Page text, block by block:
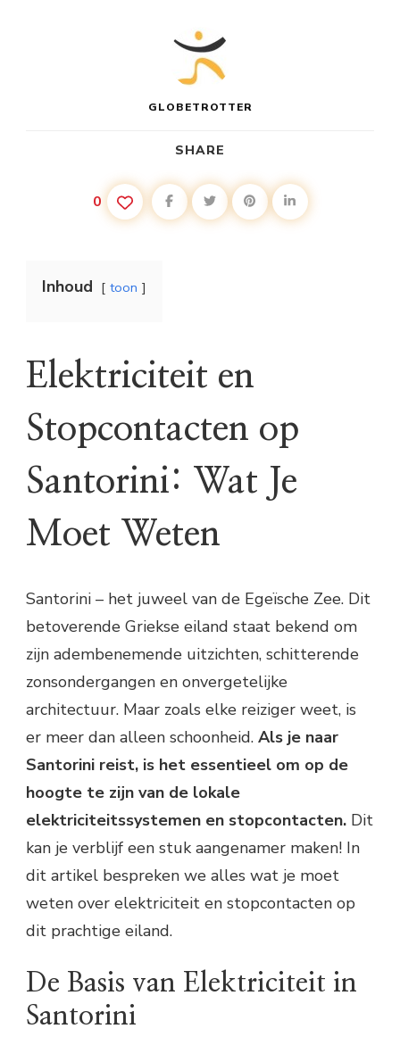
GLOBETROTTER
SHARE
0
Inhoud toon
Elektriciteit en
Stopcontacten op
Santorini: Wat Je
Moet Weten
Santorini – het juweel van de Egeïsche Zee. Dit
betoverende Griekse eiland staat bekend om
zijn adembenemende uitzichten, schitterende
zonsondergangen en onvergetelijke
architectuur. Maar zoals elke reiziger weet, is
er meer dan alleen schoonheid. Als je naar
Santorini reist, is het essentieel om op de
hoogte te zijn van de lokale
elektriciteitssystemen en stopcontacten. Dit
kan je verblijf een stuk aangenamer maken! In
dit artikel bespreken we alles wat je moet
weten over elektriciteit en stopcontacten op
dit prachtige eiland.
De Basis van Elektriciteit in
Santorini